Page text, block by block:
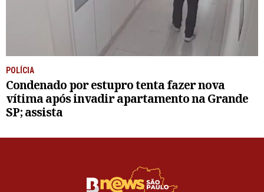
POLÍCIA
Condenado por estupro tenta fazer nova
vítima após invadir apartamento na Grande
SP; assista